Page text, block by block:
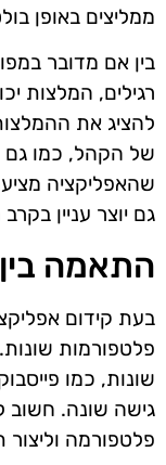
ממליצים באופן
בין אם מדובר
רגילים, המלצות
להציג את
של הקהל, כמו גם
שהאפליקציה
גם יוצר עניין
התאמה
בעת קידום
פלטפורמות
שונות, כמו
גישה שונה. חשוב
פלטפורמה וליצור